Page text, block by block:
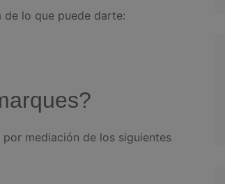
de lo que puede darte:
mediación de los siguientes